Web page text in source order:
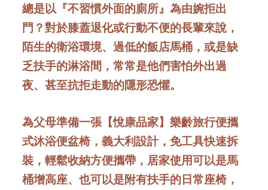
總是以『不習慣外面的廁所』為由婉拒出
門？對於膝蓋退化或行動不便的長輩來說，
陌生的衛浴環境、過低的飯店馬桶，或是缺
乏扶手的淋浴間，常常是他們害怕外出過
夜、甚至抗拒走動的隱形恐懼。
為父母準備一張【悅康品家】樂齡旅行便攜
式沐浴便盆椅，義大利設計，免工具快速拆
裝，輕鬆收納方便攜帶，居家使用可以是馬
桶增高座、也可以是附有扶手的日常座椅，